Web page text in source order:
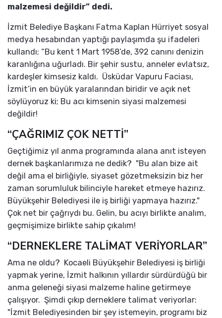
malzemesi değildir” dedi.
İzmit Belediye Başkanı Fatma Kaplan Hürriyet sosyal
medya hesabından yaptığı paylaşımda şu ifadeleri
kullandı; “Bu kent 1 Mart 1958’de, 392 canını denizin
karanlığına uğurladı. Bir şehir sustu, anneler evlatsız,
kardeşler kimsesiz kaldı. Üsküdar Vapuru Faciası,
İzmit’in en büyük yaralarından biridir ve açık net
söylüyoruz ki; Bu acı kimsenin siyasi malzemesi
değildir!
“ÇAĞRIMIZ ÇOK NETTİ”
Geçtiğimiz yıl anma programında alana anıt isteyen
dernek başkanlarımıza ne dedik? "Bu alan bize ait
değil ama el birliğiyle, siyaset gözetmeksizin biz her
zaman sorumluluk bilinciyle hareket etmeye hazırız.
Büyükşehir Belediyesi ile iş birliği yapmaya hazırız."
Çok net bir çağrıydı bu. Gelin, bu acıyı birlikte analım,
geçmişimize birlikte sahip çıkalım!
“DERNEKLERE TALİMAT VERİYORLAR”
Ama ne oldu? Kocaeli Büyükşehir Belediyesi iş birliği
yapmak yerine, İzmit halkının yıllardır sürdürdüğü bir
anma geleneği siyasi malzeme haline getirmeye
çalışıyor. Şimdi çıkıp derneklere talimat veriyorlar:
"İzmit Belediyesinden bir şey istemeyin, programı biz